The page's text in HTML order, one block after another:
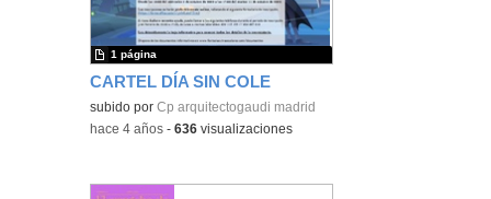
CARTEL DÍA SIN COLE
subido porCp arquitectogaudi madrid
1 página
-hace 4 años -636 visualizaciones